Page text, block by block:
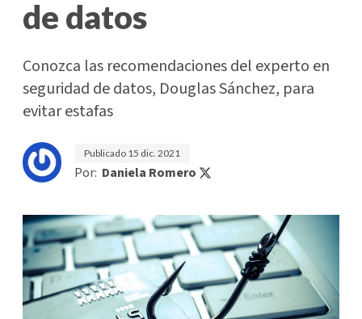
de datos
Conozca las recomendaciones del experto en
seguridad de datos, Douglas Sánchez, para
evitar estafas
Publicado 15 dic. 2021
Por: Daniela Romero